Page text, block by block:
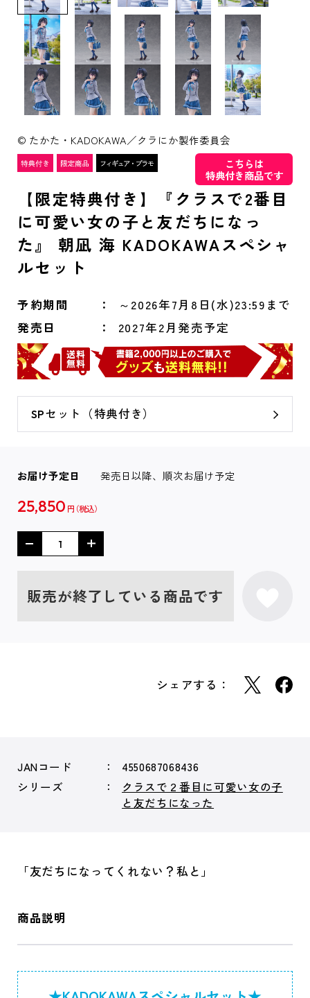
© たかた・KADOKAWA／クラにか製作委員会
こちらは
特典付き商品です
【限定特典付き】『クラスで2番目
に可愛い女の子と友だちになっ
た』 朝凪 海 KADOKAWAスペシャ
ルセット
予約期間
～2026年7月8日(水)23:59まで
発売日
2027年2月発売予定
SPセット（特典付き）
お届け予定日 発売日以降、順次お届け予定
25,850 円
販売が終了している商品です
シェアする：
JANコード
4550687068436
シリーズ
クラスで２番目に可愛い女の子
と友だちになった
「友だちになってくれない？私と」
商品説明